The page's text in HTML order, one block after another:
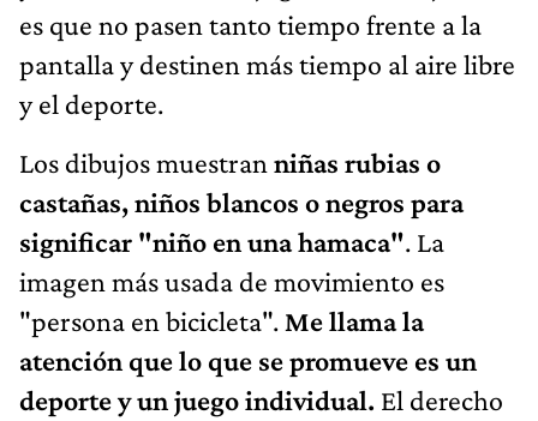
es que no pasen tanto tiempo frente a la
pantalla y destinen más tiempo al aire libre
y el deporte.
Los dibujos muestran niñas rubias o
castañas, niños blancos o negros para
significar "niño en una hamaca". La
imagen más usada de movimiento es
"persona en bicicleta". Me llama la
atención que lo que se promueve es un
deporte y un juego individual. El derecho